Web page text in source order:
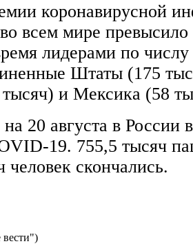
коронавирусной
всем мире
лидерами по числу
Штаты (175
тысяч) и Мексика (58
20 августа в России
19. 755,5 тысяч
человек скончались.